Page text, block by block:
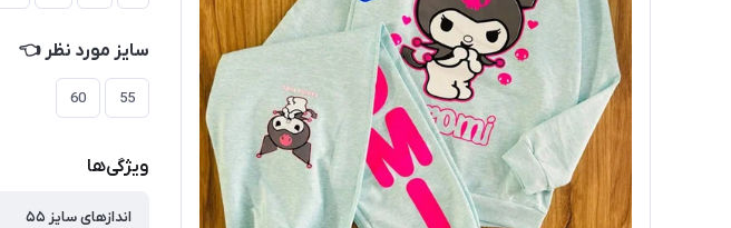
سایز مورد نظر 👈
55
60
ویژگی‌ها
اندازهای سایز ۵۵